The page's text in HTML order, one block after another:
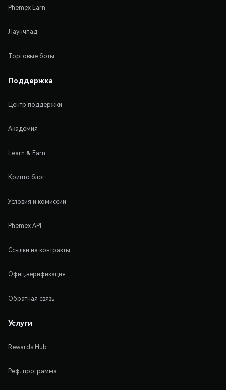
Phemex Earn
Лаунчпад
Торговые боты
Поддержка
Центр поддержки
Академия
Learn & Earn
Крипто блог
Условия и комиссии
Phemex API
Ссылки на контракты
Офиц.верификация
Обратная связь
Услуги
Rewards Hub
Реф. программа